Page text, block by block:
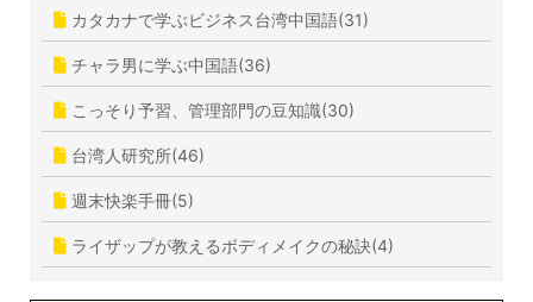
カタカナで学ぶビジネス台湾中国語(31)
チャラ男に学ぶ中国語(36)
こっそり予習、管理部門の豆知識(30)
台湾人研究所(46)
週末快楽手冊(5)
ライザップが教えるボディメイクの秘訣(4)